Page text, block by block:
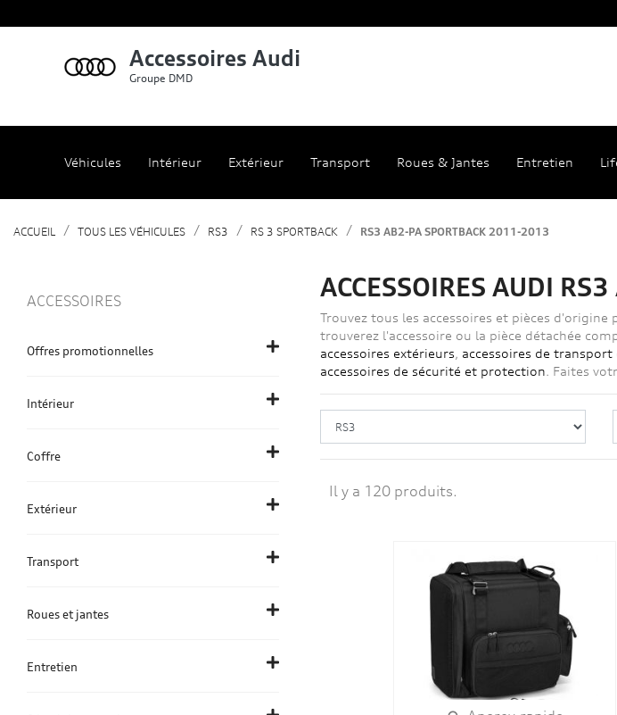
Accessoires Audi
Groupe DMD
Véhicules Intérieur Extérieur Transport Roues & Jantes Entretien
ACCUEIL TOUS LES VÉHICULES RS3 RS 3 SPORTBACK RS3 AB2-PA SPORTBACK 2011-2013
ACCESSOIRES
Offres promotionnelles
Intérieur
Coffre
Extérieur
Transport
Roues et jantes
Entretien
ACCESSOIRES AUDI
Trouvez tous les accessoires et pièces
trouverez l'accessoire ou la pièce détachée
accessoires extérieurs accessoires de transport
accessoires de sécurité et protection. Faites
Il y a 120 produits.